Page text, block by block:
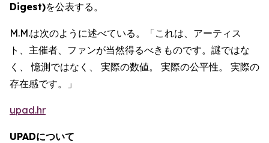
Digest)を公表する。
M.M.は次のように述べている。「これは、アーティス
ト、主催者、ファンが当然得るべきものです。謎ではな
く、 憶測ではなく、 実際の数値。 実際の公平性。 実際の
存在感です。」
upad.hr
UPADについて